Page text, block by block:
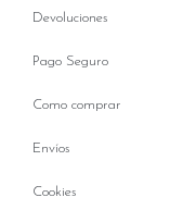
Devoluciones
Pago Seguro
Como comprar
Envíos
Cookies